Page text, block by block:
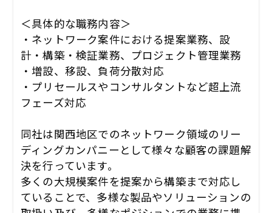
＜具体的な職務内容＞
・ネットワーク案件における提案業務、設
計・構築・検証業務、プロジェクト管理業務
・増設、移設、負荷分散対応
・プリセールスやコンサルタントなど超上流
フェーズ対応
同社は関西地区でのネットワーク領域のリー
ディングカンパニーとして様々な顧客の課題解
決を行っています。
多くの大規模案件を提案から構築まで対応し
ていることで、多様な製品やソリューションの